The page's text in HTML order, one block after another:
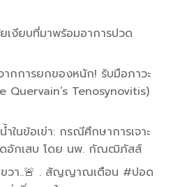
เงียบที่มาพร้อมอาการปวด
กการยกของหนัก! รับมือภาวะ
Quervain’s Tenosynovitis)
ำในข้อเข่า: กรณีศึกษาการเจาะ
ดอักเสบ โดย นพ. กัณฒิภัสส์
ขวา..🚨 . สัญญาณเตือน #ปอด